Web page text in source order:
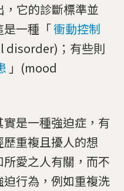
它的診斷標準並
是一種「衝動控制
disorder)；有些則
」(mood
是一種強迫症，有
重複且擾人的想
愛之人有關，而不
行為，例如重複洗